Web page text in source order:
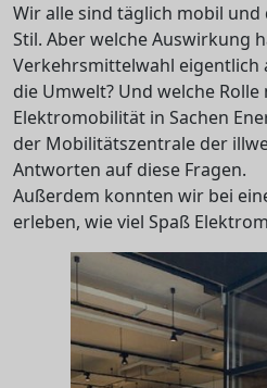
Wir alle sind täglich mobil
Stil. Aber welche Auswirkung
Verkehrsmittelwahl eigentlich
die Umwelt? Und welche
Elektromobilität in Sachen
der Mobilitätszentrale der
Antworten auf diese Fragen.
Außerdem konnten wir bei
erleben, wie viel Spaß